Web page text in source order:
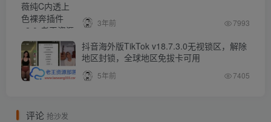
3年前 7993
抖音海外版TikTok v18.7.3.0无视锁区，解除
地区封锁，全球地区免拔卡可用
5年前 7405
评论 抢沙发